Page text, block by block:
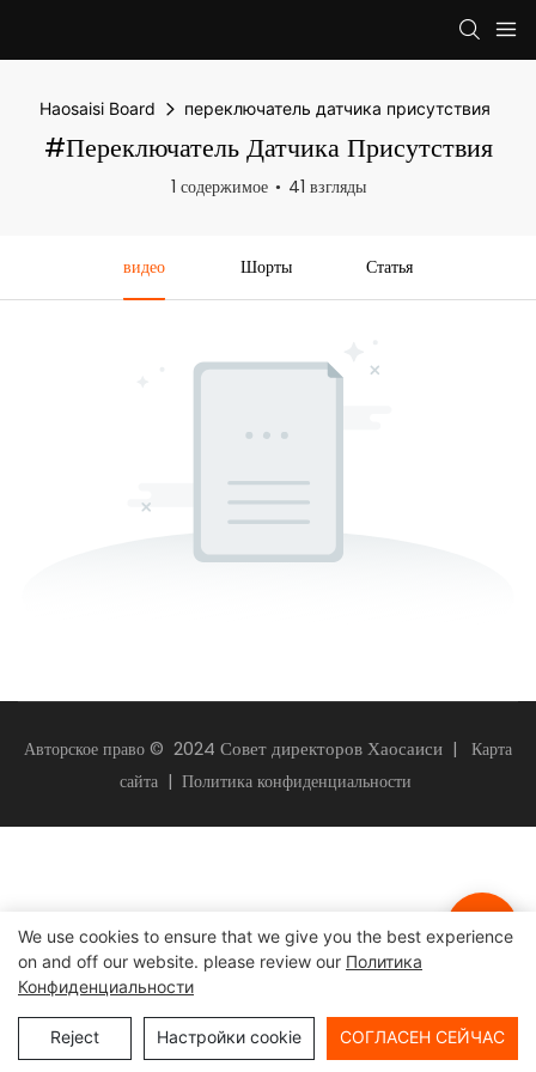
Haosaisi Board переключатель датчика присутствия
#переключатель Датчика Присутствия
1 содержимое 41 взгляды
видео Шорты Статья
Авторское право © 2024 Совет директоров Хаосаиси |
Карта
сайта | Политика конфиденциальности
We use cookies to ensure that we give you the best experience
on and off our website. please review our Политика
Конфиденциальности
Reject Настройки cookie СОГЛАСЕН СЕЙЧАС